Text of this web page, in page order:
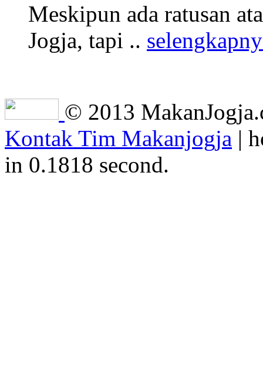
Meskipun ada ratusan
Jogja, tapi ..
© 2013
Kontak Tim Makanjogja |
in 0.1818 second.